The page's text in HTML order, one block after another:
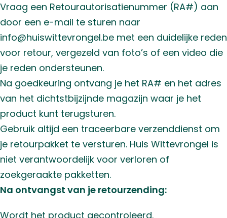
Vraag een Retourautorisatienummer (RA#) aan
door een e-mail te sturen naar
info@huiswittevrongel.be met een duidelijke reden
voor retour, vergezeld van foto’s of een video die
je reden ondersteunen.
Na goedkeuring ontvang je het RA# en het adres
van het dichtstbijzijnde magazijn waar je het
product kunt terugsturen.
Gebruik altijd een traceerbare verzenddienst om
je retourpakket te versturen. Huis Wittevrongel is
niet verantwoordelijk voor verloren of
zoekgeraakte pakketten.
Na ontvangst van je retourzending:
Wordt het product gecontroleerd.